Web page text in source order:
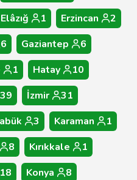
Elâzığ 1 Erzincan
2
6 Gaziantep
6
1 Hatay
10
İzmir
31
3 Karaman
1
8 Kırıkkale
1
18 Konya
8